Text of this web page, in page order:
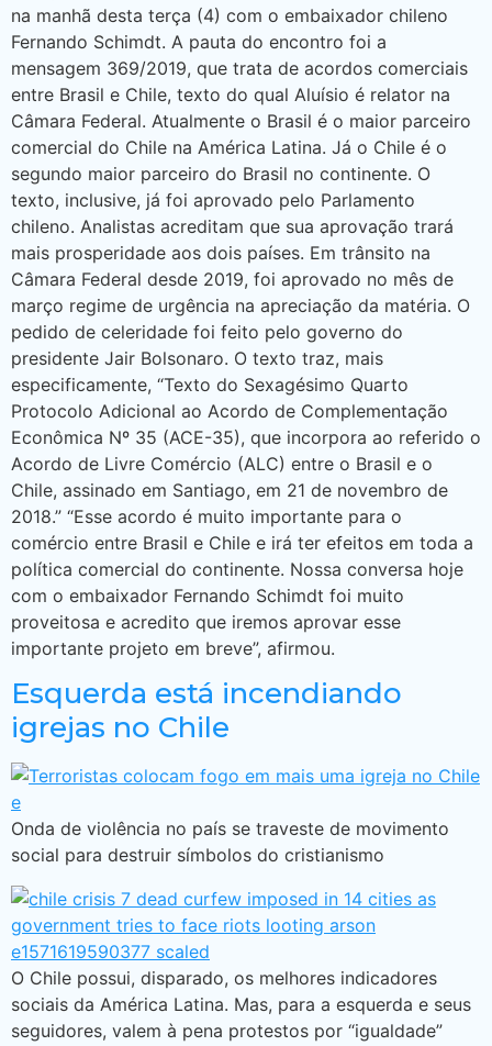
na manhã desta terça (4) com o embaixador chileno
Fernando Schimdt. A pauta do encontro foi a
mensagem 369/2019, que trata de acordos comerciais
entre Brasil e Chile, texto do qual Aluísio é relator na
Câmara Federal. Atualmente o Brasil é o maior parceiro
comercial do Chile na América Latina. Já o Chile é o
segundo maior parceiro do Brasil no continente. O
texto, inclusive, já foi aprovado pelo Parlamento
chileno. Analistas acreditam que sua aprovação trará
mais prosperidade aos dois países. Em trânsito na
Câmara Federal desde 2019, foi aprovado no mês de
março regime de urgência na apreciação da matéria. O
pedido de celeridade foi feito pelo governo do
presidente Jair Bolsonaro. O texto traz, mais
especificamente, “Texto do Sexagésimo Quarto
Protocolo Adicional ao Acordo de Complementação
Econômica Nº 35 (ACE-35), que incorpora ao referido o
Acordo de Livre Comércio (ALC) entre o Brasil e o
Chile, assinado em Santiago, em 21 de novembro de
2018.” “Esse acordo é muito importante para o
comércio entre Brasil e Chile e irá ter efeitos em toda a
política comercial do continente. Nossa conversa hoje
com o embaixador Fernando Schimdt foi muito
proveitosa e acredito que iremos aprovar esse
importante projeto em breve”, afirmou.
Esquerda está incendiando
igrejas no Chile
Onda de violência no país se traveste de movimento
social para destruir símbolos do cristianismo
O Chile possui, disparado, os melhores indicadores
sociais da América Latina. Mas, para a esquerda e seus
seguidores, valem à pena protestos por “igualdade”